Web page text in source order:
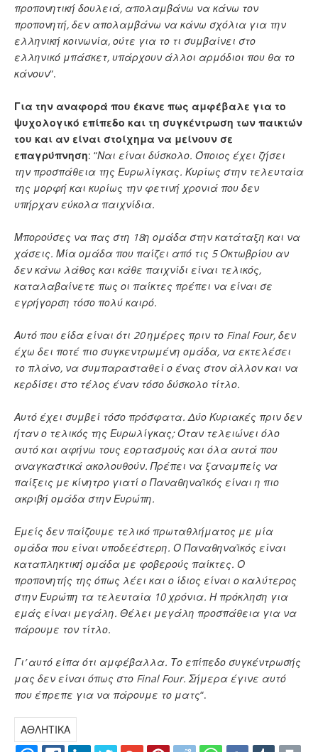
προπονητική δουλειά, απολαμβάνω να κάνω τον
προπονητή, δεν απολαμβάνω να κάνω σχόλια για την
ελληνική κοινωνία, ούτε για το τι συμβαίνει στο
ελληνικό μπάσκετ, υπάρχουν άλλοι αρμόδιοι που θα το
κάνουν“.
Για την αναφορά που έκανε πως αμφέβαλε για το
ψυχολογικό επίπεδο και τη συγκέντρωση των παικτών
του και αν είναι στοίχημα να μείνουν σε
επαγρύπνηση: “Ναι είναι δύσκολο. Όποιος έχει ζήσει
την προσπάθεια της Ευρωλίγκας. Κυρίως στην τελευταία
της μορφή και κυρίως την φετινή χρονιά που δεν
υπήρχαν εύκολα παιχνίδια.
Μπορούσες να πας στη 18η ομάδα στην κατάταξη και να
χάσεις. Μία ομάδα που παίζει από τις 5 Οκτωβρίου αν
δεν κάνω λάθος και κάθε παιχνίδι είναι τελικός,
καταλαβαίνετε πως οι παίκτες πρέπει να είναι σε
εγρήγορση τόσο πολύ καιρό.
Αυτό που είδα είναι ότι 20 ημέρες πριν το Final Four, δεν
έχω δει ποτέ πιο συγκεντρωμένη ομάδα, να εκτελέσει
το πλάνο, να συμπαρασταθεί ο ένας στον άλλον και να
κερδίσει στο τέλος έναν τόσο δύσκολο τίτλο.
Αυτό έχει συμβεί τόσο πρόσφατα. Δύο Κυριακές πριν δεν
ήταν ο τελικός της Ευρωλίγκας; Όταν τελειώνει όλο
αυτό και αφήνω τους εορτασμούς και όλα αυτά που
αναγκαστικά ακολουθούν. Πρέπει να ξαναμπείς να
παίξεις με κίνητρο γιατί ο Παναθηναϊκός είναι η πιο
ακριβή ομάδα στην Ευρώπη.
Εμείς δεν παίζουμε τελικό πρωταθλήματος με μία
ομάδα που είναι υποδεέστερη. Ο Παναθηναϊκός είναι
καταπληκτική ομάδα με φοβερούς παίκτες. Ο
προπονητής της όπως λέει και ο ίδιος είναι ο καλύτερος
στην Ευρώπη τα τελευταία 10 χρόνια. Η πρόκληση για
εμάς είναι μεγάλη. Θέλει μεγάλη προσπάθεια για να
πάρουμε τον τίτλο.
Γι’ αυτό είπα ότι αμφέβαλλα. Το επίπεδο συγκέντρωσής
μας δεν είναι όπως στο Final Four. Σήμερα έγινε αυτό
που έπρεπε για να πάρουμε το ματς“.
ΑΘΛΗΤΙΚΑ